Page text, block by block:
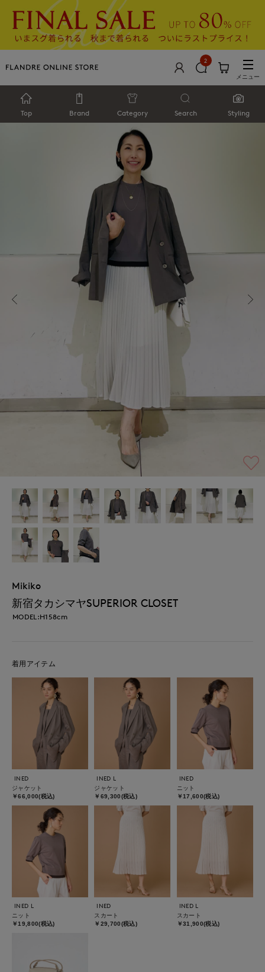
2
メニュー
Top Brand Category Search Styling
Mikiko
新宿タカシマヤSUPERIOR CLOSET
MODEL:H158cm
着用アイテム
INED
ジャケット
￥66,000(税込)
INED L
ジャケット
￥69,300(税込)
INED
ニット
￥17,600(税込)
INED L
ニット
￥19,800(税込)
INED
スカート
￥29,700(税込)
INED L
スカート
￥31,900(税込)